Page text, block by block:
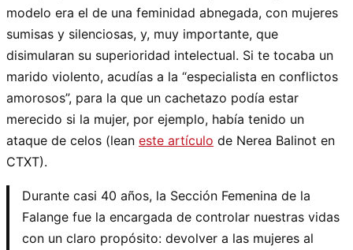
modelo era el de una feminidad abnegada, con mujeres
sumisas y silenciosas, y, muy importante, que
disimularan su superioridad intelectual. Si te tocaba un
marido violento, acudías a la “especialista en conflictos
amorosos”, para la que un cachetazo podía estar
merecido si la mujer, por ejemplo, había tenido un
ataque de celos (lean este artículo de Nerea Balinot en
CTXT).
Durante casi 40 años, la Sección Femenina de la
Falange fue la encargada de controlar nuestras vidas
con un claro propósito: devolver a las mujeres al